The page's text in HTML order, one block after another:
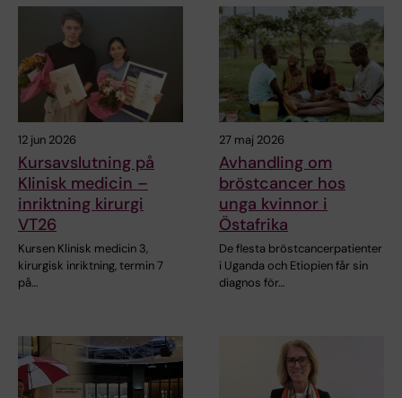
12 jun 2026
Kursavslutning på
Klinisk medicin –
inriktning kirurgi
VT26
Kursen Klinisk medicin 3,
kirurgisk inriktning, termin 7
på…
27 maj 2026
Avhandling om
bröstcancer hos
unga kvinnor i
Östafrika
De flesta bröstcancerpatienter
i Uganda och Etiopien får sin
diagnos för…